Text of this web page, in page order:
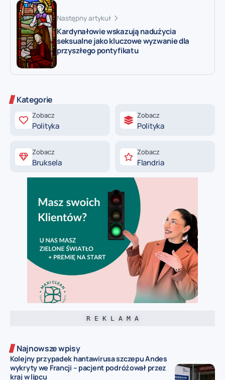
Następny artykuł
Kardynałowie wskazują nadużycia
seksualne jako kluczowe wyzwanie dla
przyszłego pontyfikatu
Kategorie
Zobacz
Polityka
Zobacz
Polityka
Zobacz
Bruksela
Zobacz
Flandria
R E K L A M A
Najnowsze wpisy
Kolejny przypadek hantawirusa szczepu Andes
wykryty we Francji – pacjent podróżował przez
kraj w lipcu